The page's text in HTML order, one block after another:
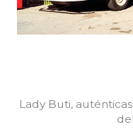
Lady Buti,